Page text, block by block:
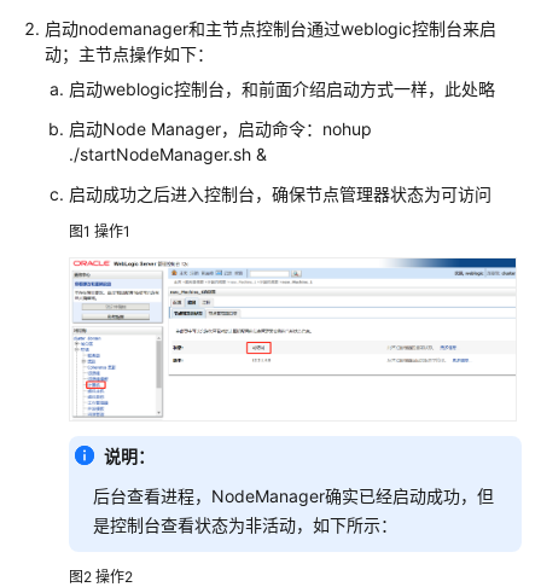
美
云
产
启动nodemanager和主节点控制台通过weblogic控制台来启
动；主节点操作如下：
启动weblogic控制台，和前面介绍启动方式一样，此处略
启动Node Manager，启动命令：nohup
./startNodeManager.sh &
启动成功之后进入控制台，确保节点管理器状态为可访问
图1 操作1
说明：
后台查看进程，NodeManager确实已经启动成功，但
是控制台查看状态为非活动，如下所示：
图2 操作2